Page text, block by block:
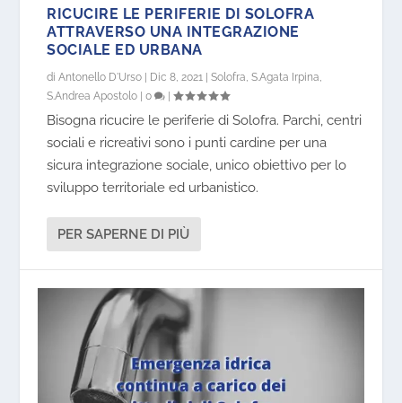
RICUCIRE LE PERIFERIE DI SOLOFRA
ATTRAVERSO UNA INTEGRAZIONE
SOCIALE ED URBANA
diAntonello D'Urso | Dic 8, 2021 |Solofra ,S.Agata Irpina
S.Andrea Apostolo |0 |
Bisogna ricucire le periferie di Solofra. Parchi, centri
sociali e ricreativi sono i punti cardine per una
sicura integrazione sociale, unico obiettivo per lo
sviluppo territoriale ed urbanistico.
PER SAPERNE DI PIÙ